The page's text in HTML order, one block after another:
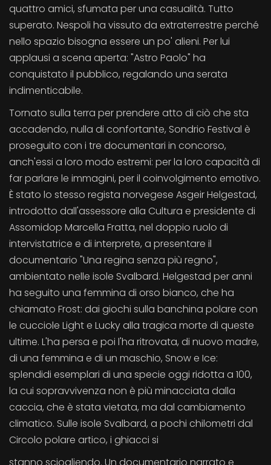
quattro amici, sfumata per una casualità. Tutto
superato. Nespoli ha vissuto da extraterrestre perché
nello spazio bisogna essere un po' alieni. Per lui
applausi a scena aperta: "Astro Paolo" ha
conquistato il pubblico, regalando una serata
indimenticabile.
Tornato sulla terra per prendere atto di ciò che sta
accadendo, nulla di confortante, Sondrio Festival è
proseguito con i tre documentari in concorso,
anch'essi a loro modo estremi: per la loro capacità di
far parlare le immagini, per il coinvolgimento emotivo.
È stato lo stesso regista norvegese Asgeir Helgestad,
introdotto dall'assessore alla Cultura e presidente di
Assomidop Marcella Fratta, nel doppio ruolo di
intervistatrice e di interprete, a presentare il
documentario "Una regina senza più regno",
ambientato nelle isole Svalbard. Helgestad per anni
ha seguito una femmina di orso bianco, che ha
chiamato Frost: dai giochi sulla banchina polare con
le cucciole Light e Lucky alla tragica morte di queste
ultime. L'ha persa e poi l'ha ritrovata, di nuovo madre,
di una femmina e di un maschio, Snow e Ice:
splendidi esemplari di una specie oggi ridotta a 100,
la cui sopravvivenza non è più minacciata dalla
caccia, che è stata vietata, ma dal cambiamento
climatico. Sulle isole Svalbard, a pochi chilometri dal
Circolo polare artico, i ghiacci si